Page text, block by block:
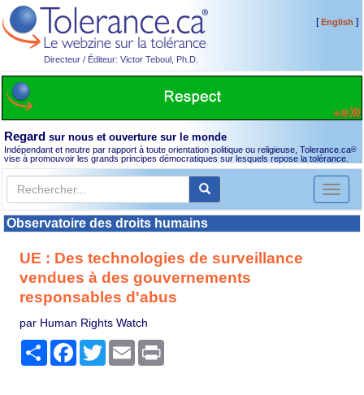
Directeur / Éditeur: Victor Teboul, Ph.D.
[English ]
Regard sur nous et ouverture sur le monde
Indépendant et neutre par rapport à toute orientation politique ou religieuse, Tolerance.ca®
vise à promouvoir les grands principes démocratiques sur lesquels repose la tolérance.
Toggle
Observatoire des droits humains
UE : Des technologies de surveillance
vendues à des gouvernements
responsables d'abus
par Human Rights Watch
PartagerFacebook
TwitterEmail